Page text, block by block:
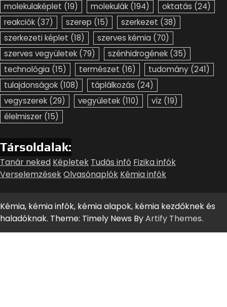
molekulaképlet (19) molekulák (194) oktatás (24)
reakciók (37) szerep (15) szerkezet (38)
szerkezeti képlet (18) szerves kémia (70)
szerves vegyületek (79) szénhidrogének (35)
technológia (15) természet (16) tudomány (241)
tulajdonságok (108) táplálkozás (24)
vegyszerek (29) vegyületek (110) víz (19)
élelmiszer (15)
Társoldalak:
Tanár neked Képletek Tudás infó Fizika infók
VerselemzésekOlvasónaplók Kémia infók
Kémia, kémia infók, kémia alapok, kémia kezdőknek és
haladóknak. Theme: Timely News ByArtify Themes.